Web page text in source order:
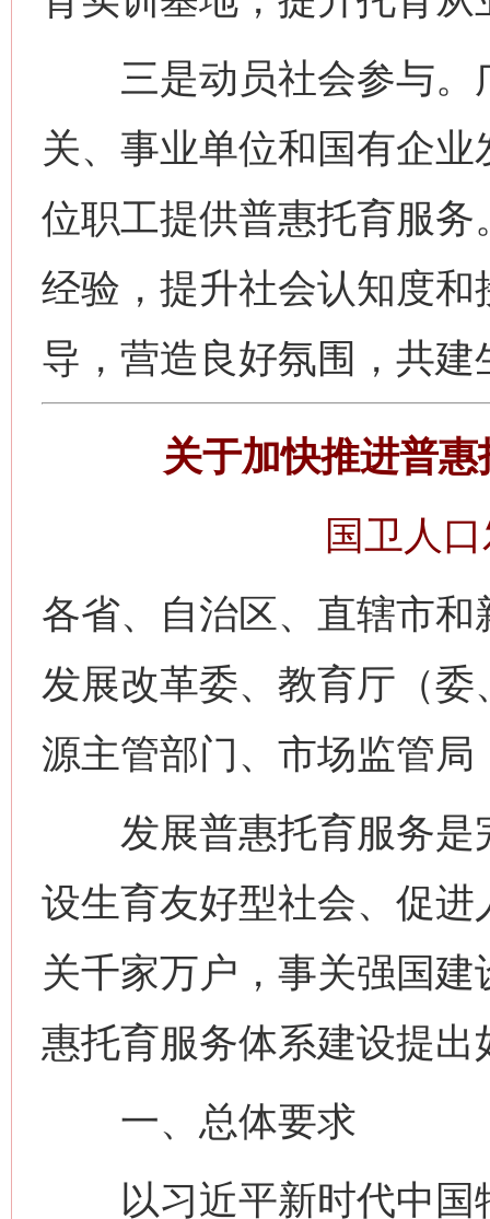
三是动员社会参与。
关、事业单位和国有企
位职工提供普惠托育服
经验，提升社会认知度
导，营造良好氛围，共
关于加快推进普
国卫人
各省、自治区、直辖市
发展改革委、教育厅（
源主管部门、市场监管
发展普惠托育服务是
设生育友好型社会、促
关千家万户，事关强国
惠托育服务体系建设提出
一、总体要求
以习近平新时代中国